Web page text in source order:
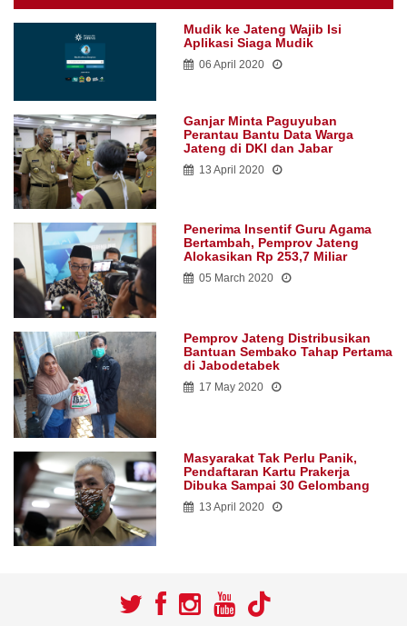
Mudik ke Jateng Wajib Isi
Aplikasi Siaga Mudik
06 April 2020
Ganjar Minta Paguyuban
Perantau Bantu Data Warga
Jateng di DKI dan Jabar
13 April 2020
Penerima Insentif Guru Agama
Bertambah, Pemprov Jateng
Alokasikan Rp 253,7 Miliar
05 March 2020
Pemprov Jateng Distribusikan
Bantuan Sembako Tahap Pertama
di Jabodetabek
17 May 2020
Masyarakat Tak Perlu Panik,
Pendaftaran Kartu Prakerja
Dibuka Sampai 30 Gelombang
13 April 2020